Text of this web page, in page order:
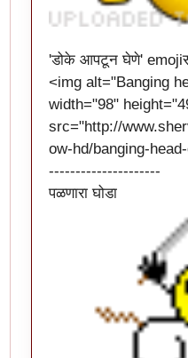
'डोके आपटून घेणे'
<img alt="Banging
width="98"
src="http://
ow-hd/banging-
---------------------
पळणारा घोडा